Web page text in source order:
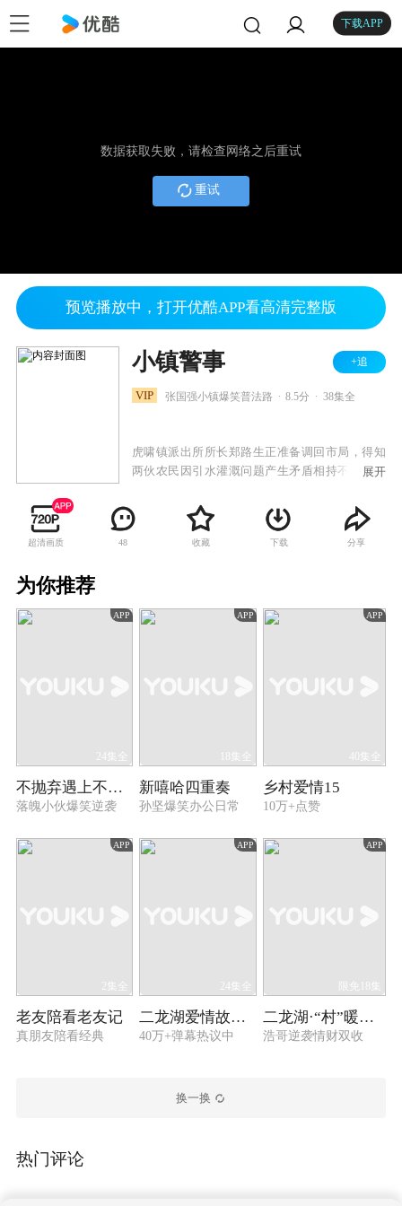
下载APP
数据获取失败，请检查网络之后重试
重试
预览播放中，打开优酷APP看高清完整版
小镇警事 +追
VIP 张国强小镇爆笑普法路 8.5分 38集全
虎啸镇派出所所长郑路生正准备调回市局，得知
两伙农民因引水灌溉问题产生矛盾相持不下，便
产的需要，郑路生被镇党委书记挽留。水库承包
人赵老大因几大姓家族拖欠水费，决意利用春旱
收回几年的陈欠。郑路生帮助赵大河找到鱼的销
效果。张镇宝的离奇失踪让郑路生再度留下，弄
展开
超清画质 48 收藏 下载 分享
为你推荐
APP
24集全
不抛弃遇上不放弃
落魄小伙爆笑逆袭
APP
18集全
新嘻哈四重奏
孙坚爆笑办公日常
APP
40集全
乡村爱情15
10万+点赞
APP
2集全
老友陪看老友记
真朋友陪看经典
APP
24集全
二龙湖爱情故事 2021
40万+弹幕热议中
APP
限免18集
二龙湖·“村”暖花开3
浩哥逆袭情财双收
换一换
热门评论